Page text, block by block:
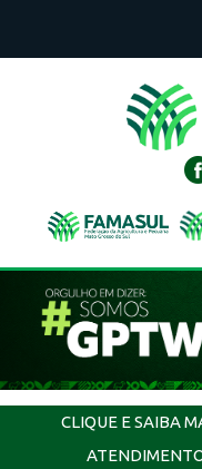
CLIQUE E SAIBA